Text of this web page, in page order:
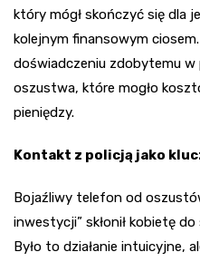
który mógł skończyć się dla
kolejnym finansowym
doświadczeniu zdobytemu w
oszustwa, które mogło
pieniędzy.
Kontakt z policją jako
Bojaźliwy telefon od
inwestycji” skłonił kobietę
Było to działanie intuicyjne,